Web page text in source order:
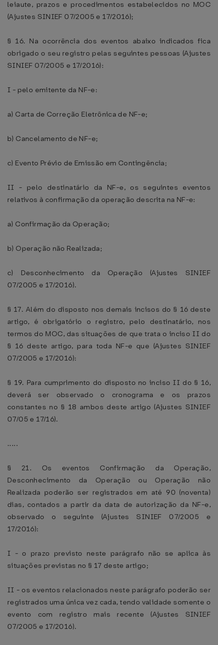
leiaute, prazos e procedimentos estabelecidos no MOC
(Ajustes SINIEF 07/2005 e 17/2016);
§ 16. Na ocorrência dos eventos abaixo indicados fica
obrigado o seu registro pelas seguintes pessoas (Ajustes
SINIEF 07/2005 e 17/2016):
I - pelo emitente da NF-e:
a) Carta de Correção Eletrônica de NF-e;
b) Cancelamento de NF-e;
c) Evento Prévio de Emissão em Contingência;
II - pelo destinatário da NF-e, os seguintes eventos
relativos à confirmação da operação descrita na NF-e:
a) Confirmação da Operação;
b) Operação não Realizada;
c) Desconhecimento da Operação (Ajustes SINIEF
07/2005 e 17/2016).
§ 17. Além do disposto nos demais incisos do § 16 deste
artigo, é obrigatório o registro, pelo destinatário, nos
termos do MOC, das situações de que trata o inciso II do
§ 16 deste artigo, para toda NF-e que (Ajustes SINIEF
07/2005 e 17/2016):
§ 19. Para cumprimento do disposto no inciso II do § 16,
deverá ser observado o cronograma e os prazos
constantes no § 18 ambos deste artigo (Ajustes SINIEF
07/05 e 17/16).
.....
§ 21. Os eventos Confirmação da Operação,
Desconhecimento da Operação ou Operação não
Realizada poderão ser registrados em até 90 (noventa)
dias, contados a partir da data de autorização da NF-e,
observado o seguinte (Ajustes SINIEF 07/2005 e
17/2016):
I - o prazo previsto neste parágrafo não se aplica às
situações previstas no § 17 deste artigo;
II - os eventos relacionados neste parágrafo poderão ser
registrados uma única vez cada, tendo validade somente o
evento com registro mais recente (Ajustes SINIEF
07/2005 e 17/2016).